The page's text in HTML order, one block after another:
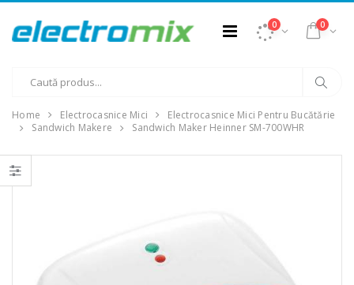
0 0
Home Electrocasnice Mici
Electrocasnice Mici Pentru Bucătărie
Sandwich Makere
Sandwich Maker Heinner SM-700WHR